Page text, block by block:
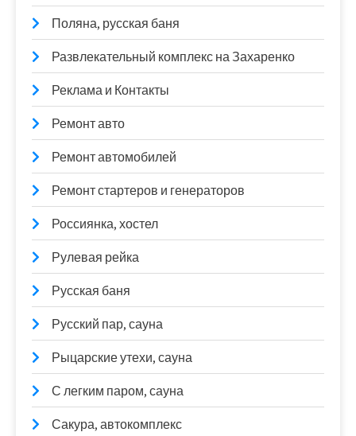
Поляна, русская баня
Развлекательный комплекс на Захаренко
Реклама и Контакты
Ремонт авто
Ремонт автомобилей
Ремонт стартеров и генераторов
Россиянка, хостел
Рулевая рейка
Русская баня
Русский пар, сауна
Рыцарские утехи, сауна
С легким паром, сауна
Сакура, автокомплекс